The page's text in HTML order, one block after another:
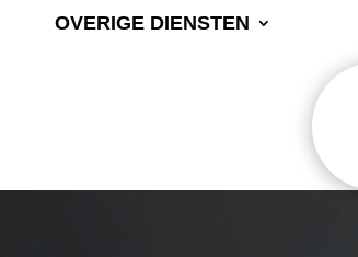
OVERIGE DIENSTEN